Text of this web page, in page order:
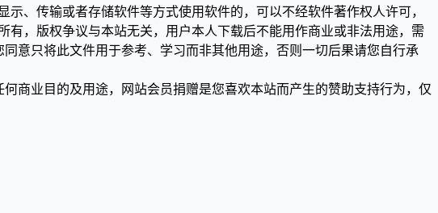
、传输或者存储软件等方式使用软件的，可以不经软件著作权人许可，
，版权争议与本站无关，用户本人下载后不能用作商业或非法用途，需
意只将此文件用于参考、学习而非其他用途，否则一切后果请您自行承
商业目的及用途，网站会员捐赠是您喜欢本站而产生的赞助支持行为，仅